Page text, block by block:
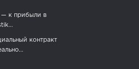
— к прибыли в
контракт